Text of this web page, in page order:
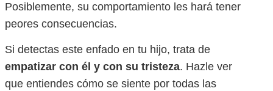
Posiblemente, su comportamiento les hará tener
peores consecuencias.
Si detectas este enfado en tu hijo, trata de
empatizar con él y con su tristeza. Hazle ver
que entiendes cómo se siente por todas las